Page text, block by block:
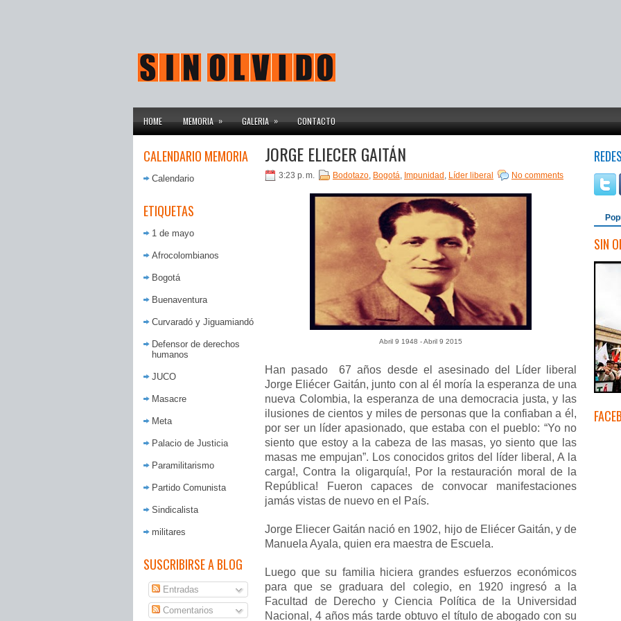
HOME MEMORIA » GALERIA » CONTACTO
CALENDARIO MEMORIA
Calendario
ETIQUETAS
1 de mayo
Afrocolombianos
Bogotá
Buenaventura
Curvaradó y Jiguamiandó
Defensor de derechos
humanos
JUCO
Masacre
Meta
Palacio de Justicia
Paramilitarismo
Partido Comunista
Sindicalista
militares
SUSCRIBIRSE A BLOG
Entradas
Comentarios
JORGE ELIECER GAITÁN
3:23 p. m. Bodotazo, Bogotá, Impunidad , Líder liberal No comments
Abril 9 1948 - Abril 9 2015
Han pasado 67 años desde el asesinado del Líder liberal
Jorge Eliécer Gaitán, junto con al él moría la esperanza de una
nueva Colombia, la esperanza de una democracia justa, y las
ilusiones de cientos y miles de personas que la confiaban a él,
por ser un líder apasionado, que estaba con el pueblo: “Yo no
siento que estoy a la cabeza de las masas, yo siento que las
masas me empujan”. Los conocidos gritos del líder liberal, A la
carga!, Contra la oligarquía!, Por la restauración moral de la
República! Fueron capaces de convocar manifestaciones
jamás vistas de nuevo en el País.
Jorge Eliecer Gaitán nació en 1902, hijo de Eliécer Gaitán, y de
Manuela Ayala, quien era maestra de Escuela.
Luego que su familia hiciera grandes esfuerzos económicos
para que se graduara del colegio, en 1920 ingresó a la
Facultad de Derecho y Ciencia Política de la Universidad
Nacional, 4 años más tarde obtuvo el título de abogado con su
SIN